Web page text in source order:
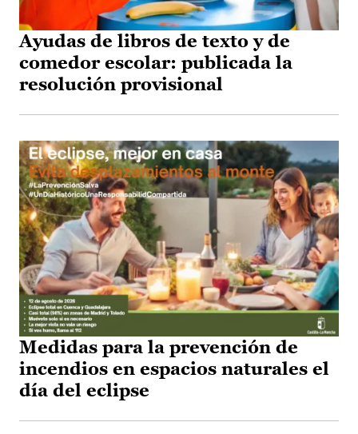
Ayudas de libros de texto y de
comedor escolar: publicada la
resolución provisional
Medidas para la prevención de
incendios en espacios naturales el
día del eclipse